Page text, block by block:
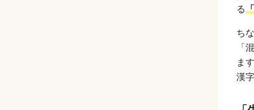
る
ち
「
ま
漢